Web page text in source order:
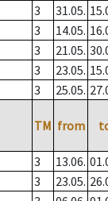
3 31.05.
3 14.05.
3 21.05.
3 23.05.
3 25.05.
TM from
3 13.06.
3 23.05.